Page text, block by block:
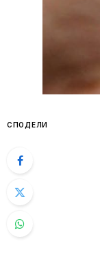
СПОДЕЛИ